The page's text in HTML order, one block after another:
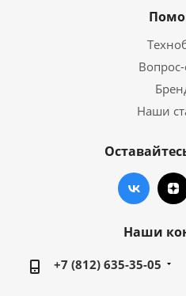
Наши
Наши
+7 (812) 635-35-05